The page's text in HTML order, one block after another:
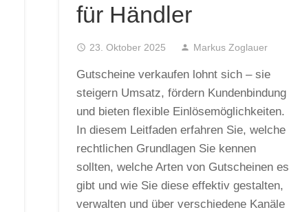
für Händler
access_time 23. Oktober 2025 person Markus Zoglauer
Gutscheine verkaufen lohnt sich – sie
steigern Umsatz, fördern Kundenbindung
und bieten flexible Einlösemöglichkeiten.
In diesem Leitfaden erfahren Sie, welche
rechtlichen Grundlagen Sie kennen
sollten, welche Arten von Gutscheinen es
gibt und wie Sie diese effektiv gestalten,
verwalten und über verschiedene Kanäle